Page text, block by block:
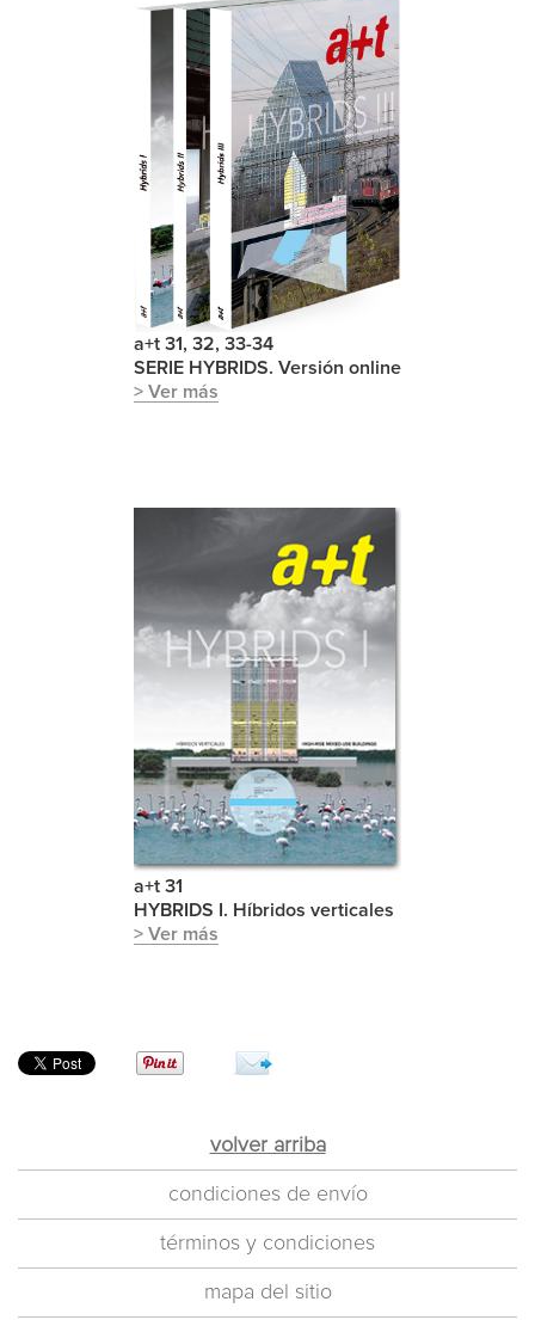
a+t 31, 32, 33-34
SERIE HYBRIDS. Versión online
> Ver más
a+t 31
HYBRIDS I. Híbridos verticales
> Ver más
volver arriba
condiciones de envío
términos y condiciones
mapa del sitio